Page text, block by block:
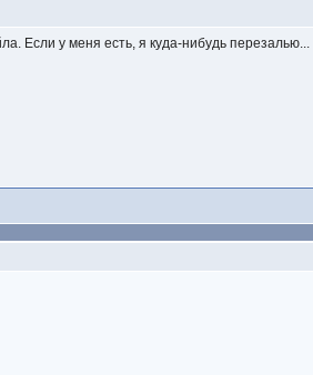
Если у меня есть, я куда-нибудь перезалью...